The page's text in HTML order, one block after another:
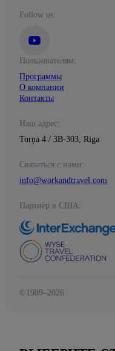
Follow us:
Пользователям:
Программы
О компании
Контакты
Наш адрес:
Torņa 4 / 3B-303, Riga
Связаться с нами:
info@workandtravel.com
Партнер в США:
©1989–2026